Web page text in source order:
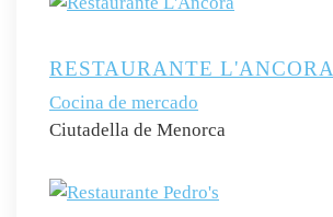
RESTAURANTE L'ANCORA
Cocina de mercado
Ciutadella de Menorca